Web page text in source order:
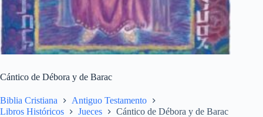
Cántico de Débora y de Barac
Biblia Cristiana
Antiguo Testamento
Libros Históricos
Jueces Cántico de Débora y de Barac